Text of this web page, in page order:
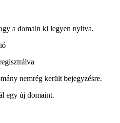
a domain ki legyen nyitva.
nemrég került bejegyzésre.
egy új domaint.